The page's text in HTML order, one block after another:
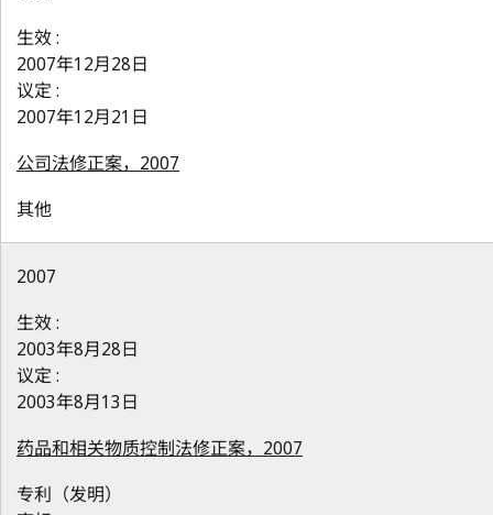
生效 :
2007年12月28日
议定 :
2007年12月21日
公司法修正案，2007
其他
2007
生效 :
2003年8月28日
议定 :
2003年8月13日
药品和相关物质控制法修正案，2007
专利（发明）